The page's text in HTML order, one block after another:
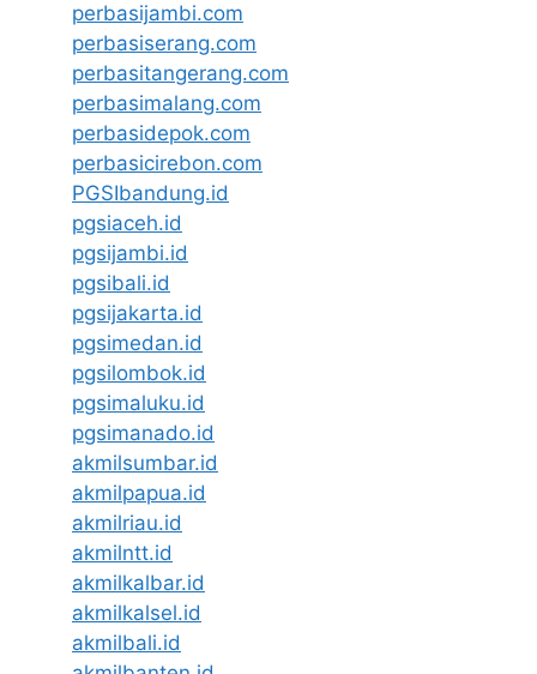
perbasijambi.com
perbasiserang.com
perbasitangerang.com
perbasimalang.com
perbasidepok.com
perbasicirebon.com
PGSIbandung.id
pgsiaceh.id
pgsijambi.id
pgsibali.id
pgsijakarta.id
pgsimedan.id
pgsilombok.id
pgsimaluku.id
pgsimanado.id
akmilsumbar.id
akmilpapua.id
akmilriau.id
akmilntt.id
akmilkalbar.id
akmilkalsel.id
akmilbali.id